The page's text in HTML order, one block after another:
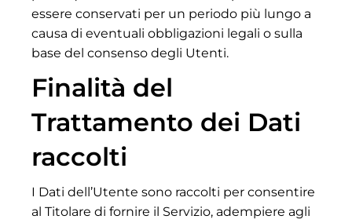
essere conservati per un periodo più lungo a
causa di eventuali obbligazioni legali o sulla
base del consenso degli Utenti.
Finalità del
Trattamento dei Dati
raccolti
I Dati dell’Utente sono raccolti per consentire
al Titolare di fornire il Servizio, adempiere agli